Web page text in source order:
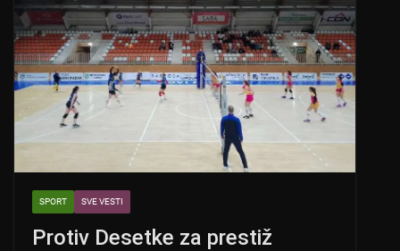
SPORT SVE VESTI
Protiv Desetke za prestiž